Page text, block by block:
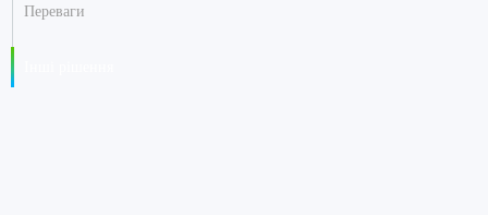
Переваги